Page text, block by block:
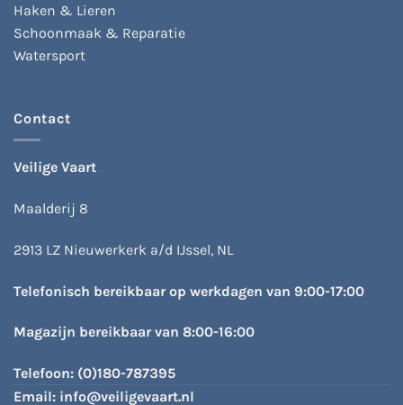
Haken & Lieren
Schoonmaak & Reparatie
Watersport
Contact
Veilige Vaart
Maalderij 8
2913 LZ Nieuwerkerk a/d IJssel, NL
Telefonisch bereikbaar op werkdagen van 9:00-17:00
Magazijn bereikbaar van 8:00-16:00
Telefoon: (0)180-787395
Email: info@veiligevaart.nl